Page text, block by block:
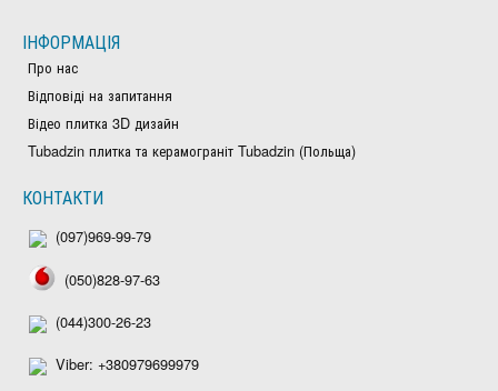
ІНФОРМАЦІЯ
Про нас
Відповіді на запитання
Відео плитка 3D дизайн
Tubadzin плитка та керамограніт Tubadzin (Польща)
КОНТАКТИ
(097)969-99-79
(050)828-97-63
(044)300-26-23
Viber: +380979699979